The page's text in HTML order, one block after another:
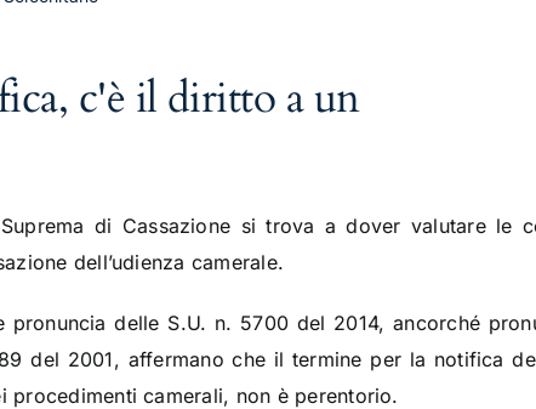
c'è il diritto a un
di Cassazione si trova a dover valutare le
dell’udienza camerale.
pronuncia delle S.U. n. 5700 del 2014, ancorché
del 2001, affermano che il termine per la notifica
procedimenti camerali, non è perentorio.